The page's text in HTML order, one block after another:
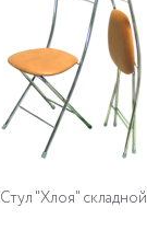
Стул "Хлоя" складной